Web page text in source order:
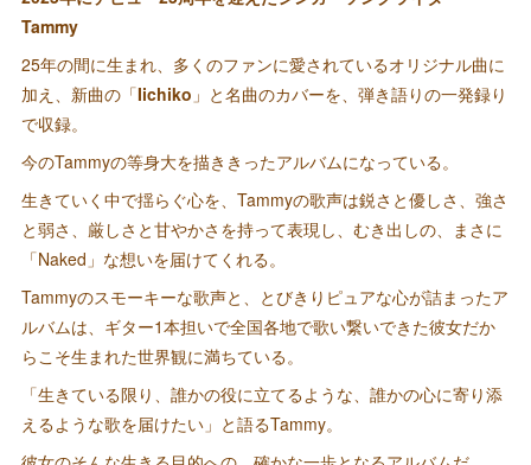
Tammy
25年の間に生まれ、多くのファンに愛されているオリジナル曲に
加え、新曲の「Iichiko 」と名曲のカバーを、弾き語りの一発録り
で収録。
今のTammyの等身大を描ききったアルバムになっている。
生きていく中で揺らぐ心を、Tammyの歌声は鋭さと優しさ、強さ
と弱さ、厳しさと甘やかさを持って表現し、むき出しの、まさに
「Naked」な想いを届けてくれる。
Tammyのスモーキーな歌声と、とびきりピュアな心が詰まったア
ルバムは、ギター1本担いで全国各地で歌い繋いできた彼女だか
らこそ生まれた世界観に満ちている。
「生きている限り、誰かの役に立てるような、誰かの心に寄り添
えるような歌を届けたい」と語るTammy。